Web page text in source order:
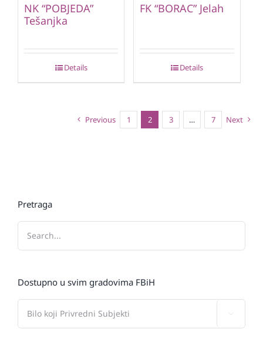
NK “POBJEDA”
Tešanjka
Details
FK “BORAC” Jelah
Details
Previous 1 2 3 … 7 Next
Pretraga
Dostupno u svim gradovima FBiH